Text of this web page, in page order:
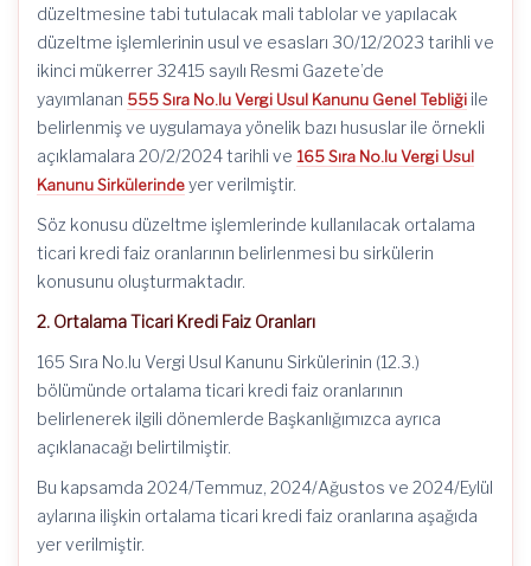
düzeltmesine tabi tutulacak mali tablolar ve yapılacak
düzeltme işlemlerinin usul ve esasları 30/12/2023 tarihli ve
ikinci mükerrer 32415 sayılı Resmi Gazete’de
yayımlanan 555 Sıra No.lu Vergi Usul Kanunu Genel Tebliği ile
belirlenmiş ve uygulamaya yönelik bazı hususlar ile örnekli
açıklamalara 20/2/2024 tarihli ve 165 Sıra No.lu Vergi Usul
Kanunu Sirkülerindeyer verilmiştir.
Söz konusu düzeltme işlemlerinde kullanılacak ortalama
ticari kredi faiz oranlarının belirlenmesi bu sirkülerin
konusunu oluşturmaktadır.
2. Ortalama Ticari Kredi Faiz Oranları
165 Sıra No.lu Vergi Usul Kanunu Sirkülerinin (12.3.)
bölümünde ortalama ticari kredi faiz oranlarının
belirlenerek ilgili dönemlerde Başkanlığımızca ayrıca
açıklanacağı belirtilmiştir.
Bu kapsamda 2024/Temmuz, 2024/Ağustos ve 2024/Eylül
aylarına ilişkin ortalama ticari kredi faiz oranlarına aşağıda
yer verilmiştir.